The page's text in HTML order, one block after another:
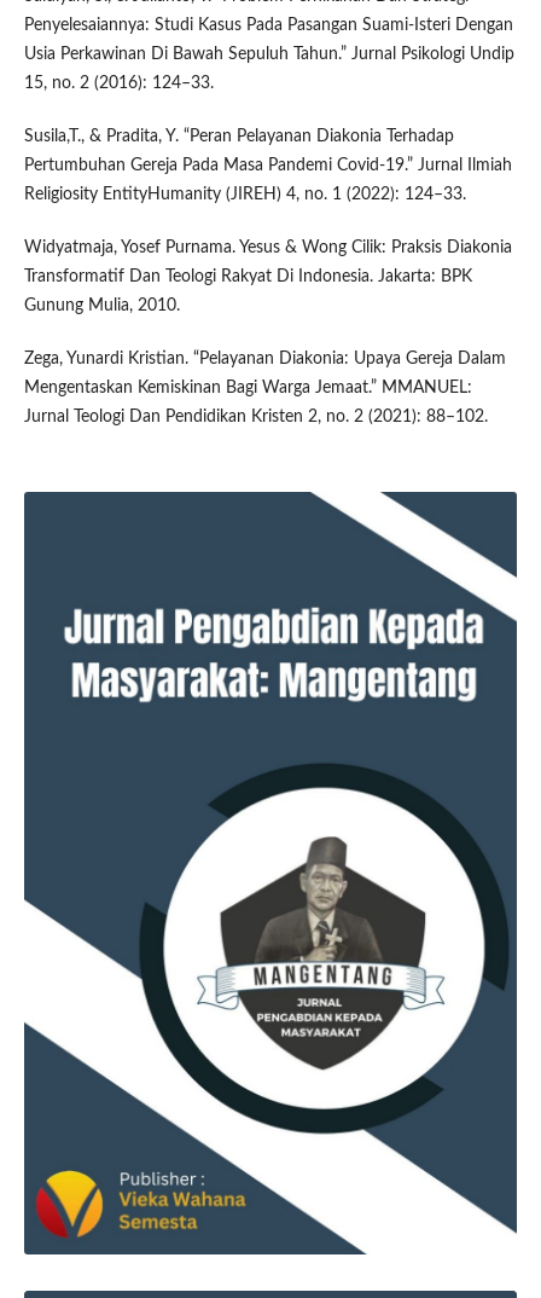
Penyelesaiannya: Studi Kasus Pada Pasangan Suami-Isteri Dengan
Usia Perkawinan Di Bawah Sepuluh Tahun.” Jurnal Psikologi Undip
15, no. 2 (2016): 124–33.
Susila,T., & Pradita, Y. “Peran Pelayanan Diakonia Terhadap
Pertumbuhan Gereja Pada Masa Pandemi Covid-19.” Jurnal Ilmiah
Religiosity EntityHumanity (JIREH) 4, no. 1 (2022): 124–33.
Widyatmaja, Yosef Purnama. Yesus & Wong Cilik: Praksis Diakonia
Transformatif Dan Teologi Rakyat Di Indonesia. Jakarta: BPK
Gunung Mulia, 2010.
Zega, Yunardi Kristian. “Pelayanan Diakonia: Upaya Gereja Dalam
Mengentaskan Kemiskinan Bagi Warga Jemaat.” MMANUEL:
Jurnal Teologi Dan Pendidikan Kristen 2, no. 2 (2021): 88–102.